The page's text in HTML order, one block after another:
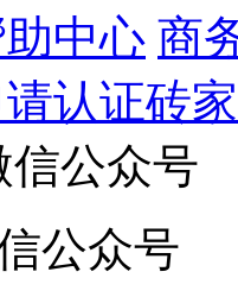
中心 商
认证砖家
公众号